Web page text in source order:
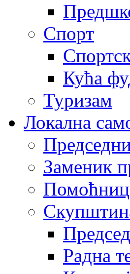
Спорт
Кућа
Туризам
Локална
Заменик
Радна